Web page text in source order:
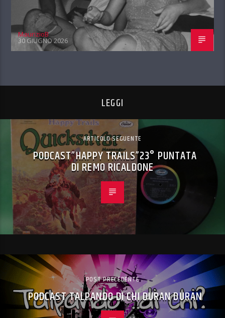
MaurizioB
30 GIUGNO 2026
LEGGI
ARTICOLO SEGUENTE
PODCAST”HAPPY TRAILS”23° PUNTATA
DI REMO RICALDONE
POST PRECEDENTE
PODCAST TALPANDO DI CHI DURAN DURAN